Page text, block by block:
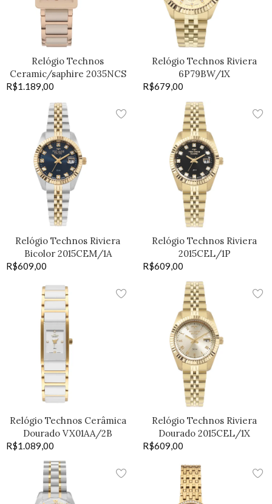
Relógio Technos
Ceramic/saphire 2035NCS
R$1.189,00
Relógio Technos Riviera
6P79BW/1X
R$679,00
Relógio Technos Riviera
Bicolor 2015CEM/1A
R$609,00
Relógio Technos Riviera
2015CEL/1P
R$609,00
Relógio Technos Cerâmica
Dourado VX01AA/2B
R$1.089,00
Relógio Technos Riviera
Dourado 2015CEL/1X
R$609,00